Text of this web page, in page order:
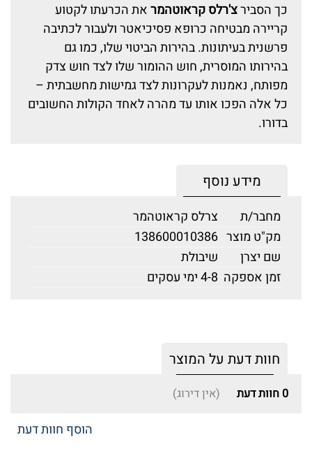
כך הסבירצ'רלס קראוטהמראת הכרעתו לקטוע
קריירה מבטיחה כרופא פסיכיאטר ולעבור לכתיבה
פרשנית בעיתונות. בהירות הביטוי שלו, כמו גם
בהירותו המוסרית, חוש ההומור שלו לצד חוש צדק
מפותח, נאמנות לעקרונות לצד גמישות מחשבתית –
כל אלה הפכו אותו עד מהרה לאחד הקולות החשובים
בדורו.
מידע נוסף
מחבר/ת
צרלס קראוטהמר
מק"ט מוצר 138600010386
שם יצרן
שיבולת
זמן אספקה 4-8 ימי עסקים
חוות דעת על המוצר
0 חוות דעת (אין דירוג)
הוסף חוות דעת